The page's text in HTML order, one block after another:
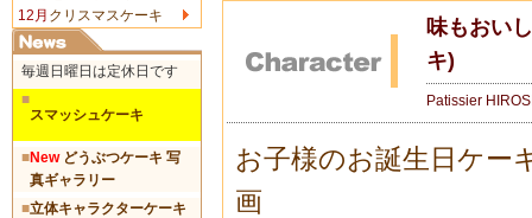
12月 クリスマスケーキ
毎週日曜日は定休日です
■
スマッシュケーキ
■Newどうぶつケーキ 写
真ギャラリー
■立体キャラクターケーキ
味もおい
キ)
Patissier
お子様のお誕生日ケー
画